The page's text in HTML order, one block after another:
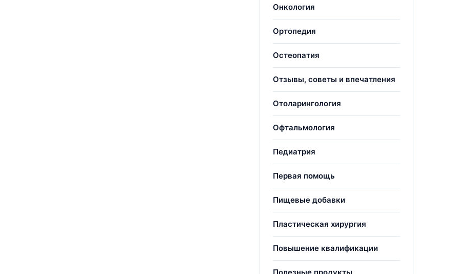
Онкология
Ортопедия
Остеопатия
Отзывы, советы и впечатления
Отоларингология
Офтальмология
Педиатрия
Первая помощь
Пищевые добавки
Пластическая хирургия
Повышение квалификации